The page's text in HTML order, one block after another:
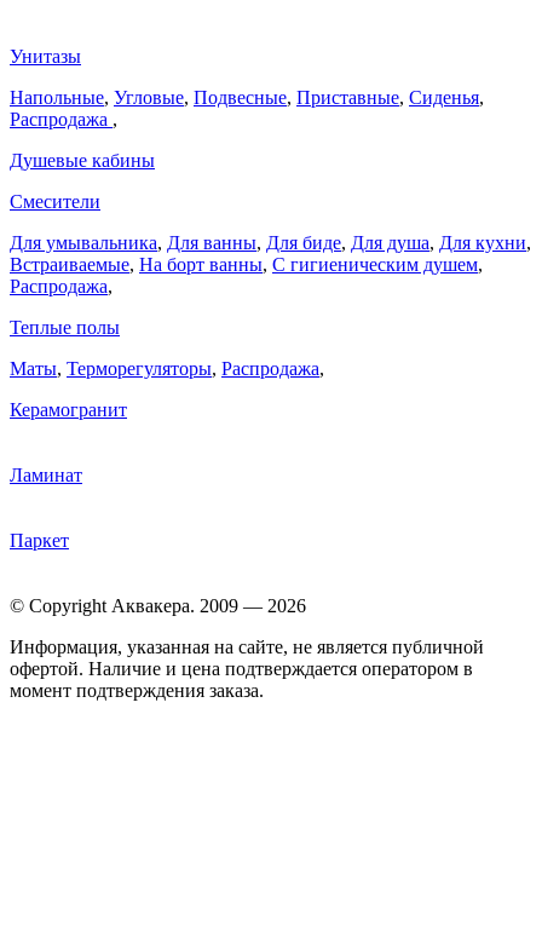
Унитазы
Напольные, Угловые, Подвесные, Приставные, Сиденья,
Распродажа ,
Душевые кабины
Смесители
Для умывальника, Для ванны, Для биде, Для душа, Для кухни,
Встраиваемые, На борт ванны, C гигиеническим душем,
Распродажа,
Теплые полы
Маты, Терморегуляторы, Распродажа,
Керамогранит
Ламинат
Паркет
© Copyright Аквакера. 2009 — 2026
Информация, указанная на сайте, не является публичной
офертой. Наличие и цена подтверждается оператором в
момент подтверждения заказа.